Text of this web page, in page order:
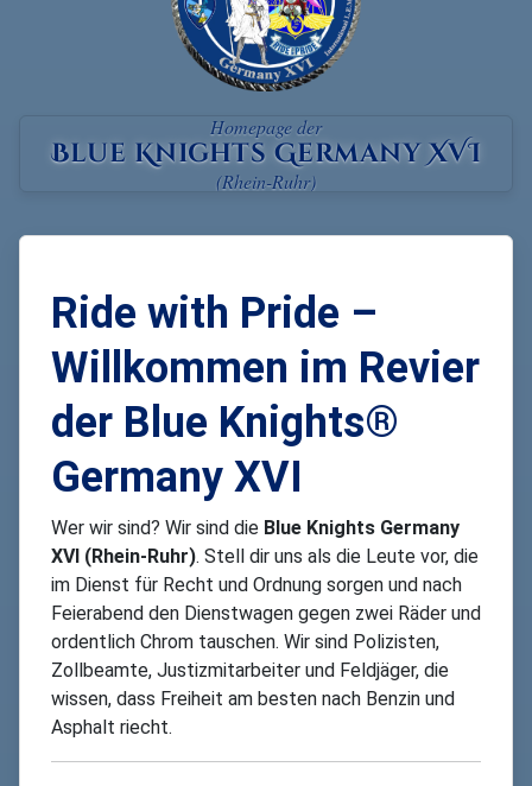
Homepage der
Blue Knights Germany XVI
(Rhein-Ruhr)
Ride with Pride –
Willkommen im Revier
der Blue Knights®
Germany XVI
Wer wir sind? Wir sind die Blue Knights Germany
XVI (Rhein-Ruhr). Stell dir uns als die Leute vor, die
im Dienst für Recht und Ordnung sorgen und nach
Feierabend den Dienstwagen gegen zwei Räder und
ordentlich Chrom tauschen. Wir sind Polizisten,
Zollbeamte, Justizmitarbeiter und Feldjäger, die
wissen, dass Freiheit am besten nach Benzin und
Asphalt riecht.